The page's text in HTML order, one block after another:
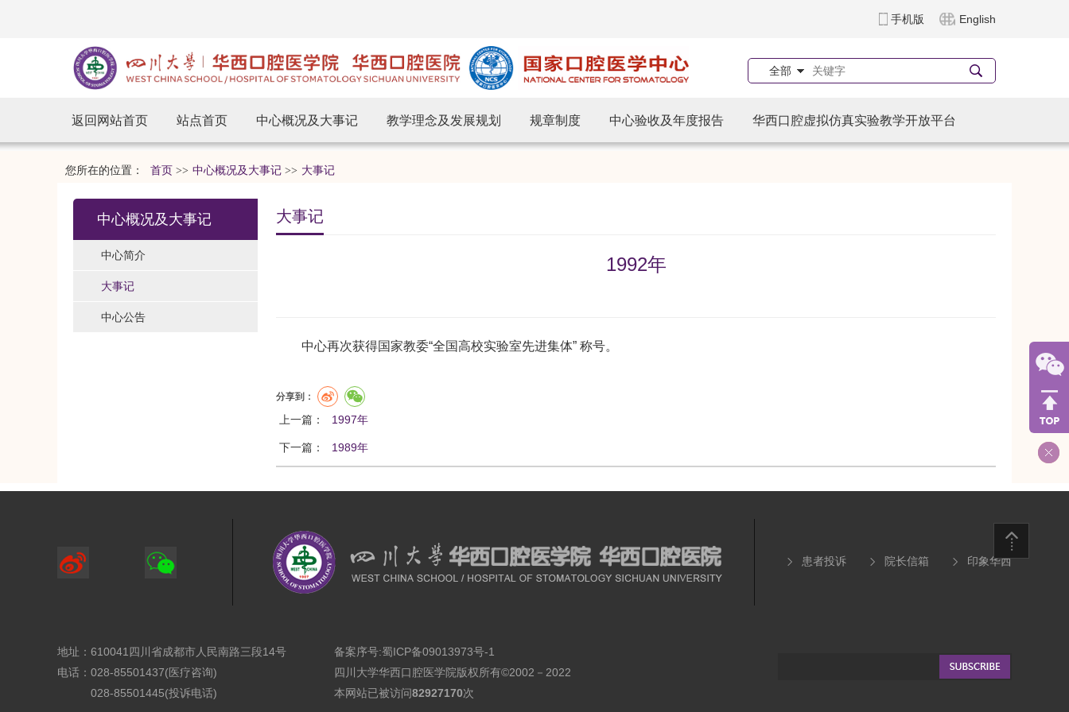
手机版 English
全部
返回网站首页 站点首页 中心概况及大事记 教学理念及发展规划 规章制度 中心验收及年度报告 华西口腔虚拟仿真实验教学开放平台
您所在的位置： 首页 >> 中心概况及大事记 >> 大事记
中心概况及大事记
中心简介
大事记
中心公告
大事记
1992年
中心再次获得国家教委“全国高校实验室先进集体” 称号。
分享到：
上一篇： 1997年
下一篇： 1989年
患者投诉 院长信箱 印象华西
地址：610041四川省成都市人民南路三段14号
电话：028-85501437(医疗咨询)
028-85501445(投诉电话)
备案序号:蜀ICP备09013973号-1
四川大学华西口腔医学院版权所有©2002－2022
本网站已被访问82927170次